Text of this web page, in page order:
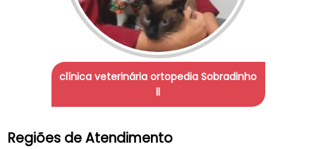
clínica veterinária ortopedia Sobradinho
ll
Regiões de Atendimento